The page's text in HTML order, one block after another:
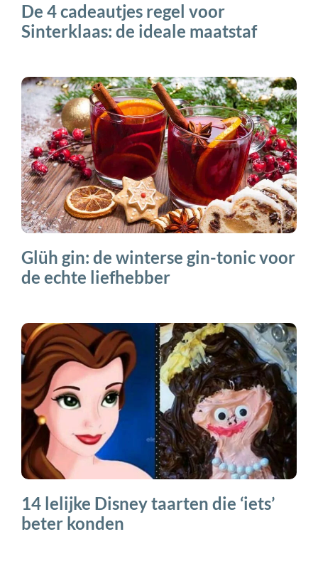
De 4 cadeautjes regel voor
Sinterklaas: de ideale maatstaf
Glüh gin: de winterse gin-tonic voor
de echte liefhebber
14 lelijke Disney taarten die ‘iets’
beter konden